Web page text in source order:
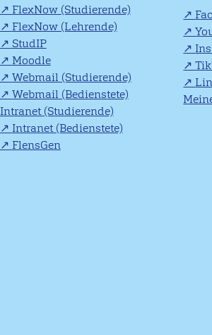
FlexNow (Studierende)
FlexNow (Lehrende)
StudIP
Moodle
Webmail (Studierende)
Webmail (Bedienstete)
Intranet (Studierende)
Intranet (Bedienstete)
FlensGen